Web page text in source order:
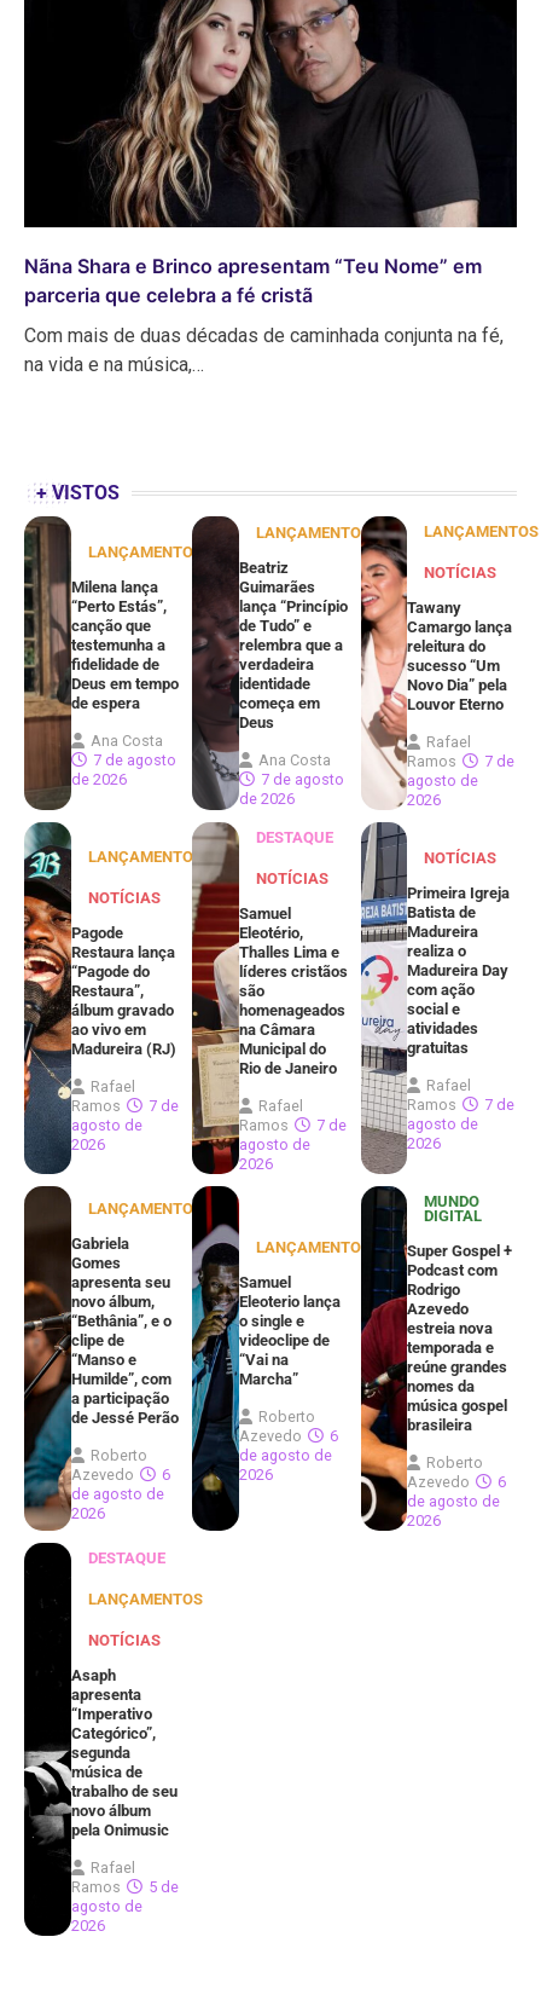
Nãna Shara e Brinco apresentam “Teu Nome” em
parceria que celebra a fé cristã
Com mais de duas décadas de caminhada conjunta na fé,
na vida e na música,…
+ VISTOS
LANÇAMENTOS
Milena lança
“Perto Estás”,
canção que
testemunha a
fidelidade de
Deus em tempo
de espera
Ana Costa
7 de agosto
de 2026
LANÇAMENTOS
Beatriz
Guimarães
lança “Princípio
de Tudo” e
relembra que a
verdadeira
identidade
começa em
Deus
Ana Costa
7 de agosto
de 2026
LANÇAMENTOS
NOTÍCIAS
Tawany
Camargo lança
releitura do
sucesso “Um
Novo Dia” pela
Louvor Eterno
Rafael
Ramos
7 de
agosto de
2026
LANÇAMENTOS
NOTÍCIAS
Pagode
Restaura lança
“Pagode do
Restaura”,
álbum gravado
ao vivo em
Madureira (RJ)
Rafael
Ramos
7 de
agosto de
2026
DESTAQUE
NOTÍCIAS
Samuel
Eleotério,
Thalles Lima e
líderes cristãos
são
homenageados
na Câmara
Municipal do
Rio de Janeiro
Rafael
Ramos
7 de
agosto de
2026
NOTÍCIAS
Primeira Igreja
Batista de
Madureira
realiza o
Madureira Day
com ação
social e
atividades
gratuitas
Rafael
Ramos
7 de
agosto de
2026
LANÇAMENTOS
Gabriela
Gomes
apresenta seu
novo álbum,
“Bethânia”, e o
clipe de
“Manso e
Humilde”, com
a participação
de Jessé Perão
Roberto
Azevedo
6
de agosto de
2026
LANÇAMENTOS
Samuel
Eleoterio lança
o single e
videoclipe de
“Vai na
Marcha”
Roberto
Azevedo
6
de agosto de
2026
MUNDO
DIGITAL
Super Gospel +
Podcast com
Rodrigo
Azevedo
estreia nova
temporada e
reúne grandes
nomes da
música gospel
brasileira
Roberto
Azevedo
6
de agosto de
2026
DESTAQUE
LANÇAMENTOS
NOTÍCIAS
Asaph
apresenta
“Imperativo
Categórico”,
segunda
música de
trabalho de seu
novo álbum
pela Onimusic
Rafael
Ramos
5 de
agosto de
2026